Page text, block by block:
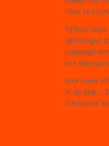
sfeer te
Tijdens deze
oefeningen
uitgelegd
een
Voor meer
in de app….
informatie’